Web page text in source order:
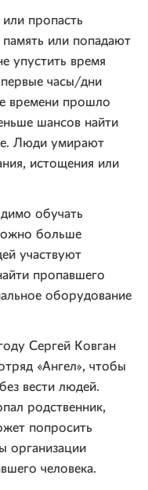
пропасть
память или попадают
упустить время
первые часы/дни
времени прошло
шансов найти
Люди умирают
истощения или
обучать
больше
участвуют
пропавшего
оборудование
Сергей Ковган
«Ангел», чтобы
вести людей.
родственник,
попросить
организации
человека.